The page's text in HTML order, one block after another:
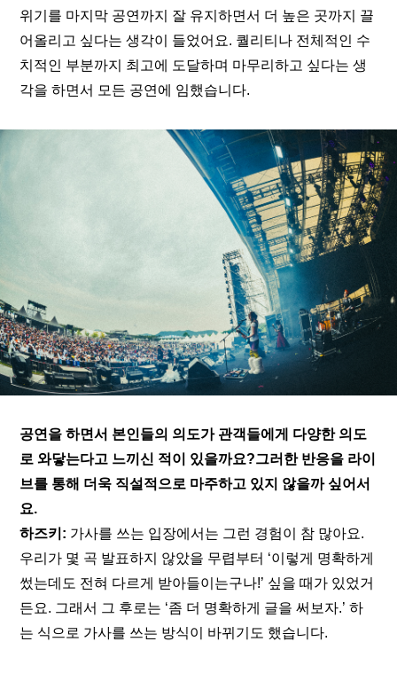
위기를 마지막 공연까지 잘 유지하면서 더 높은 곳까지 끌
어올리고 싶다는 생각이 들었어요. 퀄리티나 전체적인 수
치적인 부분까지 최고에 도달하며 마무리하고 싶다는 생
각을 하면서 모든 공연에 임했습니다.
공연을 하면서 본인들의 의도가 관객들에게 다양한 의도
로 와닿는다고 느끼신 적이 있을까요?그러한 반응을 라이
브를 통해 더욱 직설적으로 마주하고 있지 않을까 싶어서
요.
하즈키: 가사를 쓰는 입장에서는 그런 경험이 참 많아요.
우리가 몇 곡 발표하지 않았을 무렵부터 ‘이렇게 명확하게
썼는데도 전혀 다르게 받아들이는구나!’ 싶을 때가 있었거
든요. 그래서 그 후로는 ‘좀 더 명확하게 글을 써보자.’ 하
는 식으로 가사를 쓰는 방식이 바뀌기도 했습니다.